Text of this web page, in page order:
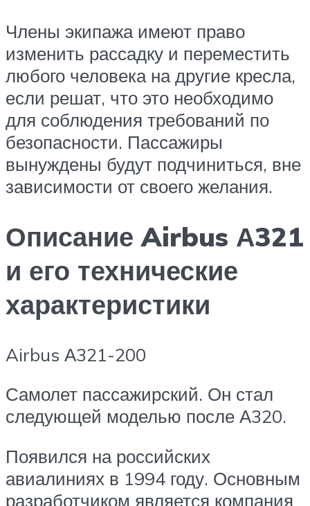
Члены экипажа имеют право
изменить рассадку и переместить
любого человека на другие кресла,
если решат, что это необходимо
для соблюдения требований по
безопасности. Пассажиры
вынуждены будут подчиниться, вне
зависимости от своего желания.
Описание Airbus А321
и его технические
характеристики
Airbus А321-200
Самолет пассажирский. Он стал
следующей моделью после А320.
Появился на российских
авиалиниях в 1994 году. Основным
разработчиком является компания